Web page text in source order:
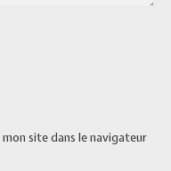
site dans le navigateur